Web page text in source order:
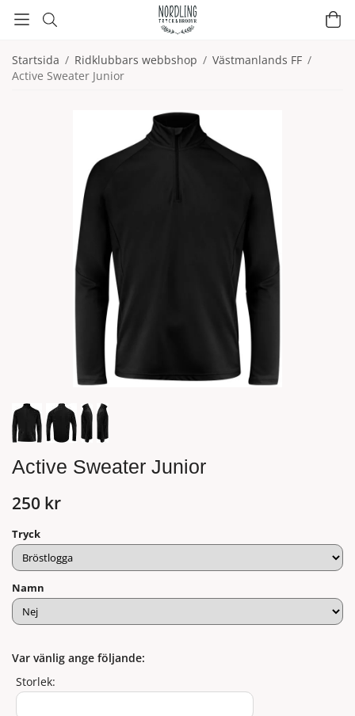
Startsida / Ridklubbars webbshop / Västmanlands FF /
Active Sweater Junior
Active Sweater Junior
250 kr
Tryck
Namn
Var vänlig ange följande:
Storlek: